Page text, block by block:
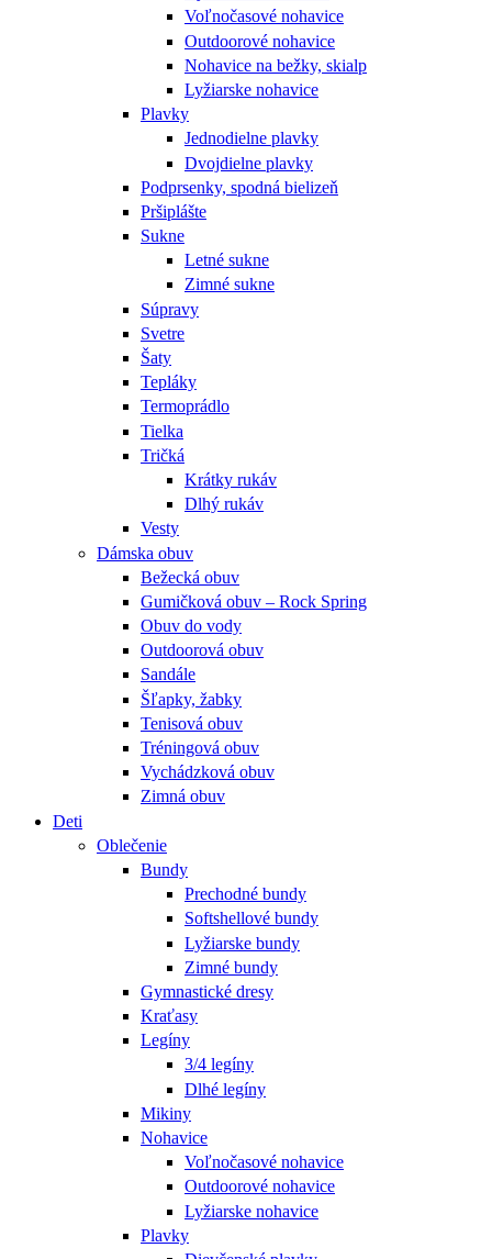
Voľnočasové nohavice
Outdoorové nohavice
Nohavice na bežky, skialp
Lyžiarske nohavice
Plavky
Jednodielne plavky
Dvojdielne plavky
Podprsenky, spodná bielizeň
Pršiplášte
Sukne
Letné sukne
Zimné sukne
Súpravy
Svetre
Šaty
Tepláky
Termoprádlo
Tielka
Tričká
Krátky rukáv
Dlhý rukáv
Vesty
Dámska obuv
Bežecká obuv
Gumičková obuv – Rock Spring
Obuv do vody
Outdoorová obuv
Sandále
Šľapky, žabky
Tenisová obuv
Tréningová obuv
Vychádzková obuv
Zimná obuv
Deti
Oblečenie
Bundy
Prechodné bundy
Softshellové bundy
Lyžiarske bundy
Zimné bundy
Gymnastické dresy
Kraťasy
Legíny
3/4 legíny
Dlhé legíny
Mikiny
Nohavice
Voľnočasové nohavice
Outdoorové nohavice
Lyžiarske nohavice
Plavky